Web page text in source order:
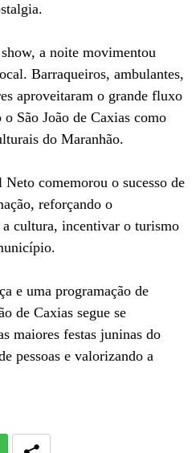
a noite movimentou
Barraqueiros, ambulantes,
aproveitaram o grande fluxo
São João de Caxias como
do Maranhão.
comemorou o sucesso de
reforçando o
cultura, incentivar o turismo
e uma programação de
de Caxias segue se
maiores festas juninas do
pessoas e valorizando a